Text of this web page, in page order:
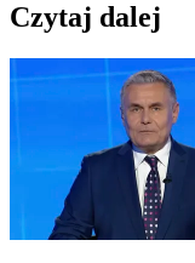
Czytaj dalej